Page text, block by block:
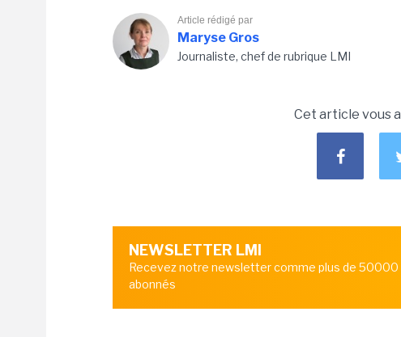
Article rédigé par
Maryse Gros
Journaliste, chef de rubrique LMI
Cet article vous
NEWSLETTER LMI
Recevez notre newsletter comme plus de 50000
abonnés